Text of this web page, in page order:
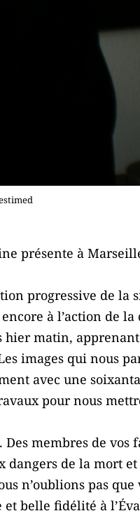
présente à
progressive de la
à l’action de
matin, apprenant
images qui nous
avec une
pour nous
membres de vos
dangers de la mort et
n’oublions pas que
belle fidélité à